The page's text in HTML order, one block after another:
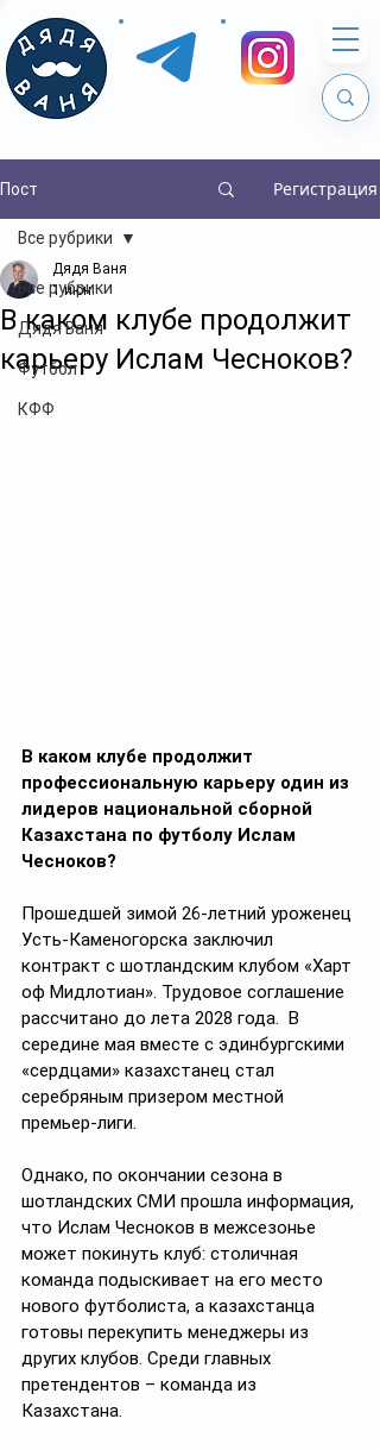
Пост Регистрация
Все рубрики
Дядя Ваня
Футбол
КФФ
Все рубрики
В каком клубе продолжит
карьеру Ислам Чесноков?
Дядя Ваня
1 июн.
В каком клубе продолжит
профессиональную карьеру один из
лидеров национальной сборной
Казахстана по футболу Ислам
Чесноков?
Прошедшей зимой 26-летний уроженец
Усть-Каменогорска заключил
контракт с шотландским клубом «Харт
оф Мидлотиан». Трудовое соглашение
рассчитано до лета 2028 года.  В
середине мая вместе с эдинбургскими
«сердцами» казахстанец стал
серебряным призером местной
премьер-лиги.
Однако, по окончании сезона в
шотландских СМИ прошла информация,
что Ислам Чесноков в межсезонье
может покинуть клуб: столичная
команда подыскивает на его место
нового футболиста, а казахстанца
готовы перекупить менеджеры из
других клубов. Среди главных
претендентов – команда из
Казахстана.